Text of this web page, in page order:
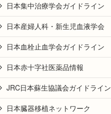
日本集中治療学会ガイドライン
日本産婦人科・新生児血液学会
日本血栓止血学会ガイドライン
日本赤十字社医薬品情報
JRC日本蘇生協議会ガイドライン
日本臓器移植ネットワーク